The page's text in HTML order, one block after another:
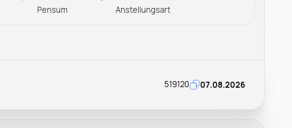
Pensum Anstellungsart
519120 07.08.2026